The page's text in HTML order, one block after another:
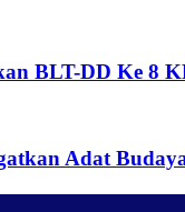
BLT-DD Ke 8
Adat